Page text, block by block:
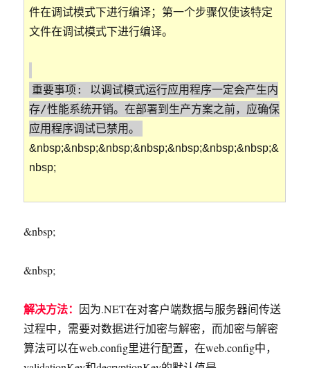
件在调试模式下进行编译；第一个步骤仅使该特定
文件在调试模式下进行编译。
重要事项: 以调试模式运行应用程序一定会产生内
存/性能系统开销。在部署到生产方案之前，应确保
应用程序调试已禁用。
&nbsp;&nbsp;&nbsp;&nbsp;&nbsp;&nbsp;&nbsp;&
nbsp;
&nbsp;
&nbsp;
解决方法： 因为.NET在对客户端数据与服务器间传送
过程中，需要对数据进行加密与解密，而加密与解密
算法可以在web.config里进行配置，在web.config中，